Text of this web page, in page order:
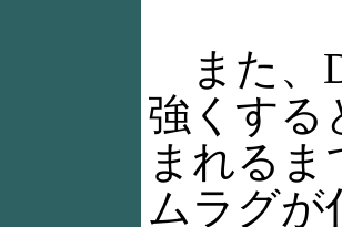
また、
強くする
まれる
ムラグが